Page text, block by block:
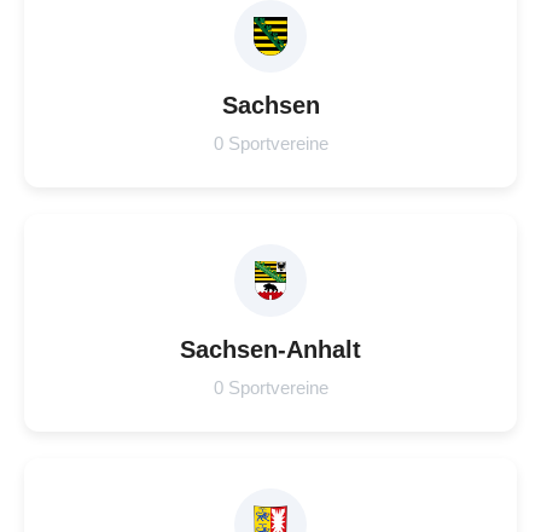
Sachsen
0 Sportvereine
Sachsen-Anhalt
0 Sportvereine